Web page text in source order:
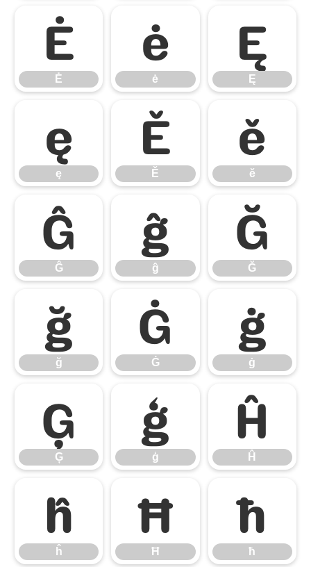
Ė
Ė ė
ė Ę
Ę
ę
ę Ě
Ě ě
ě
Ĝ
Ĝ ĝ
ĝ Ğ
Ğ
ğ
ğ Ġ
Ġ ġ
ġ
Ģ
Ģ ģ
ģ Ĥ
Ĥ
ĥ
ĥ Ħ
Ħ ħ
ħ